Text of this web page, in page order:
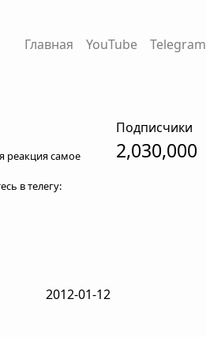
Главная YouTube Telegram
реакция самое
в телегу:
Подписчики
2,030,000
2012-01-12